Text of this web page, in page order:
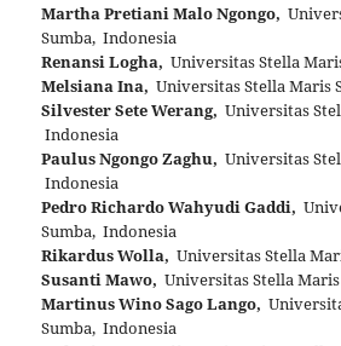
Martha Pretiani Malo Ngongo,
Sumba, Indonesia
Renansi Logha, Universitas Stella
Melsiana Ina, Universitas Stella Maris
Silvester Sete Werang, Universitas
Indonesia
Paulus Ngongo Zaghu, Universitas
Indonesia
Pedro Richardo Wahyudi Gaddi,
Sumba, Indonesia
Rikardus Wolla, Universitas Stella
Susanti Mawo, Universitas Stella
Martinus Wino Sago Lango,
Sumba, Indonesia